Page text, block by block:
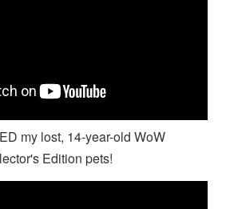
my lost, 14-year-old WoW
Edition pets!